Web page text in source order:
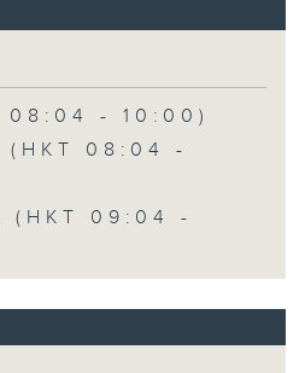
08:04 - 10:00)
(HKT 08:04 -
(HKT 09:04 -